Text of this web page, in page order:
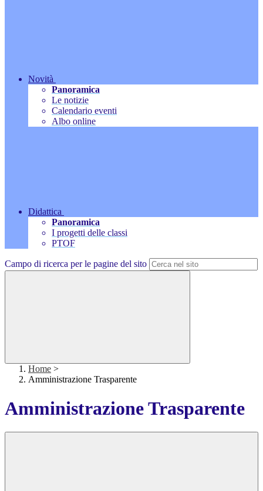
Novità
Panoramica
Le notizie
Calendario eventi
Albo online
Didattica
Panoramica
I progetti delle classi
PTOF
Campo di ricerca per le pagine del sito
Home >
Amministrazione Trasparente
Amministrazione Trasparente